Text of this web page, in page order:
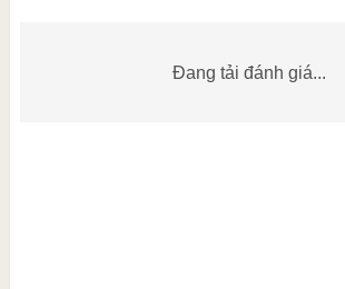
Đang tải đánh giá...